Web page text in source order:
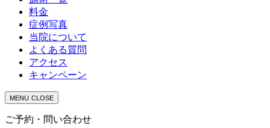
料金
症例写真
当院について
よくある質問
アクセス
キャンペーン
MENU CLOSE
ご予約・問い合わせ